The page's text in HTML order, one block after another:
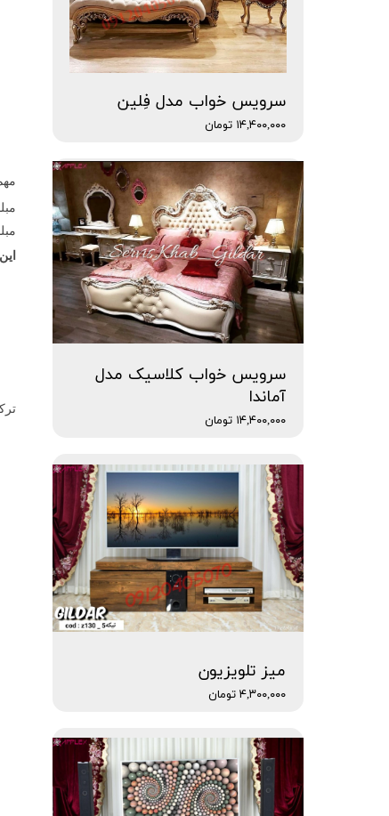
سرویس خواب مدل فِلین
۱۴,۴۰۰,۰۰۰ تومان
سرویس خواب کلاسیک مدل
آماندا
۱۴,۴۰۰,۰۰۰ تومان
میز تلویزیون
۴,۳۰۰,۰۰۰ تومان